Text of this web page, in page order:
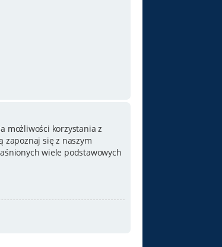
możliwości korzystania z
się z naszym
wiele podstawowych